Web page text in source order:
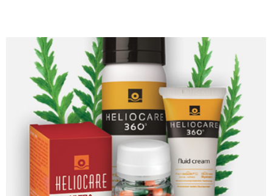
Nega kože oko očiju
Nega normalne kože lica